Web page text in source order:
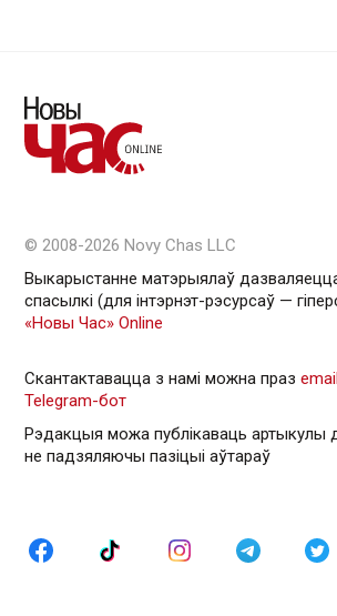
© 2008-2026 Novy Chas LLC
Выкарыстанне матэрыялаў
спасылкі (для інтэрнэт-рэсурсаў —
«Новы Час» Online
Скантактавацца з намі можна праз email
Telegram-бот
Рэдакцыя можа публікаваць артыкулы
не падзяляючы пазіцыі аўтараў